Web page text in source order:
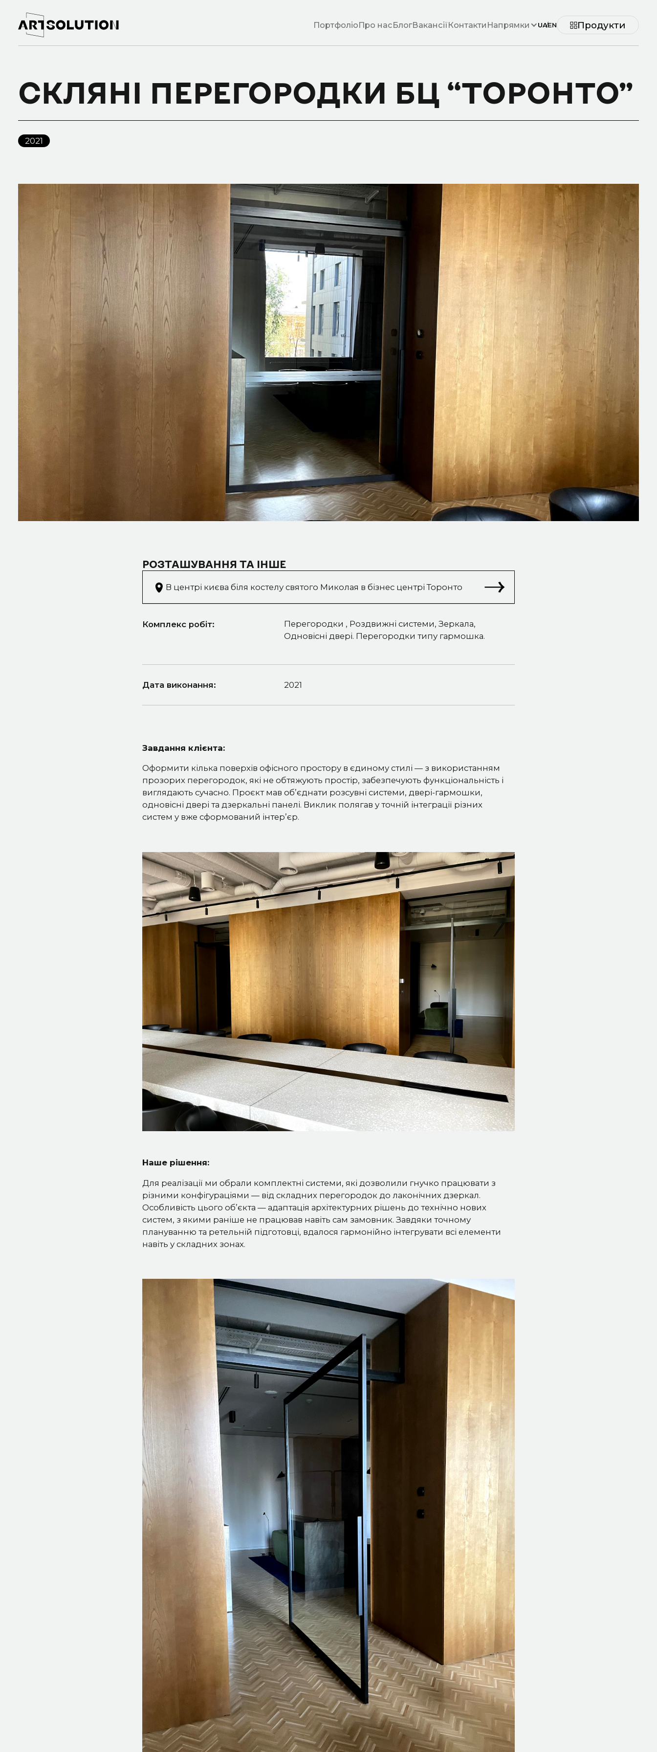
ПортфоліоПро насБлогВакансіїКонтакти Напрямки UAEN
/ Продукти
СКЛЯНІ ПЕРЕГОРОДКИ БЦ “ТОРОНТО”
2021
РОЗТАШУВАННЯ ТА ІНШЕ
В центрі києва біля костелу святого Миколая в бізнес центрі Торонто
Комплекс робіт:
Перегородки , Роздвижні системи, Зеркала,
Одновісні двері. Перегородки типу гармошка.
Дата виконання: 2021
Завдання клієнта:
Оформити кілька поверхів офісного простору в єдиному стилі — з використанням
прозорих перегородок, які не обтяжують простір, забезпечують функціональність і
виглядають сучасно. Проєкт мав об’єднати розсувні системи, двері-гармошки,
одновісні двері та дзеркальні панелі. Виклик полягав у точній інтеграції різних
систем у вже сформований інтер’єр.
Наше рішення:
Для реалізації ми обрали комплектні системи, які дозволили гнучко працювати з
різними конфігураціями — від складних перегородок до лаконічних дзеркал.
Особливість цього об’єкта — адаптація архітектурних рішень до технічно нових
систем, з якими раніше не працював навіть сам замовник. Завдяки точному
плануванню та ретельній підготовці, вдалося гармонійно інтегрувати всі елементи
навіть у складних зонах.